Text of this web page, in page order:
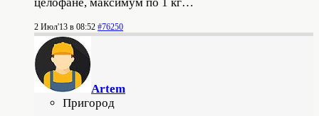
2 Июл'13 в 08:52 #76250
Artem
Пригород